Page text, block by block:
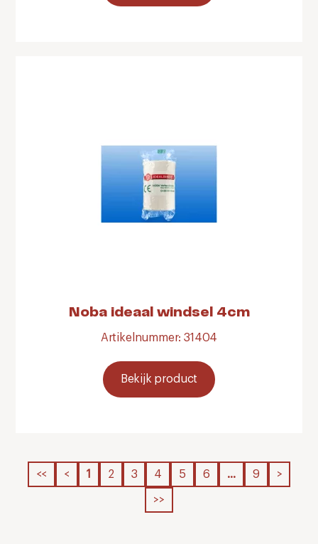
Noba ideaal windsel 4cm
Artikelnummer: 31404
Bekijk product
<< < 1 2 3 4 5 6 … 9 >
>>